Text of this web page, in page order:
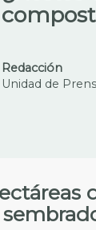
Redacción
Unidad de